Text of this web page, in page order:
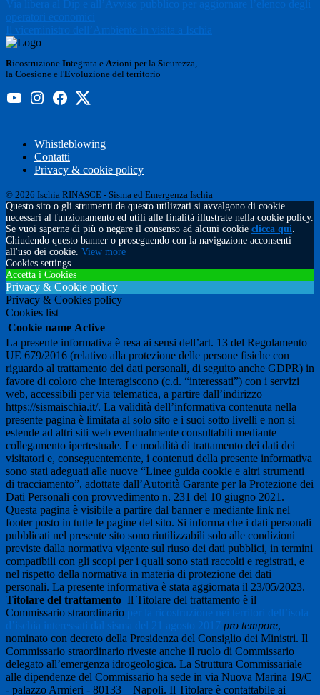
Via libera al Dip e all’Avviso pubblico per aggiornare l’elenco degli
operatori economici
Il viceministro dell’Ambiente in visita a Ischia
Ricostruzione Integrata e Azioni per la Sicurezza,
la Coesione e l'Evoluzione del territorio
Whistleblowing
Contatti
Privacy & cookie policy
© 2026 Ischia RINASCE - Sisma ed Emergenza Ischia
Questo sito o gli strumenti da questo utilizzati si avvalgono di cookie
necessari al funzionamento ed utili alle finalità illustrate nella cookie policy.
Se vuoi saperne di più o negare il consenso ad alcuni cookie clicca qui
Chiudendo questo banner o proseguendo con la navigazione acconsenti
all'uso dei cookie. View more
Cookies settings
Accetta i Cookies
Privacy & Cookie policy
Privacy & Cookies policy
Cookies list
Cookie name Active
La presente informativa è resa ai sensi dell’art. 13 del Regolamento
UE 679/2016 (relativo alla protezione delle persone fisiche con
riguardo al trattamento dei dati personali, di seguito anche GDPR) in
favore di coloro che interagiscono (c.d. “interessati”) con i servizi
web, accessibili per via telematica, a partire dall’indirizzo
https://sismaischia.it/. La validità dell’informativa contenuta nella
presente pagina è limitata al solo sito e i suoi sotto livelli e non si
estende ad altri siti web eventualmente consultabili mediante
collegamento ipertestuale. Le modalità di trattamento dei dati dei
visitatori e, conseguentemente, i contenuti della presente informativa
sono stati adeguati alle nuove “Linee guida cookie e altri strumenti
di tracciamento”, adottate dall’Autorità Garante per la Protezione dei
Dati Personali con provvedimento n. 231 del 10 giugno 2021.
Questa pagina è visibile a partire dal banner e mediante link nel
footer posto in tutte le pagine del sito. Si informa che i dati personali
pubblicati nel presente sito sono riutilizzabili solo alle condizioni
previste dalla normativa vigente sul riuso dei dati pubblici, in termini
compatibili con gli scopi per i quali sono stati raccolti e registrati, e
nel rispetto della normativa in materia di protezione dei dati
personali. La presente informativa è stata aggiornata il 23/05/2023.
Titolare del trattamento Il Titolare del trattamento è il
Commissario straordinario per la ricostruzione nei territori dell’isola
d’ischia interessati dal sisma del 21 agosto 2017 pro tempore,
nominato con decreto della Presidenza del Consiglio dei Ministri. Il
Commissario straordinario riveste anche il ruolo di Commissario
delegato all’emergenza idrogeologica. La Struttura Commissariale
alle dipendenze del Commissario ha sede in via Nuova Marina 19/C
- palazzo Armieri - 80133 – Napoli. Il Titolare è contattabile ai